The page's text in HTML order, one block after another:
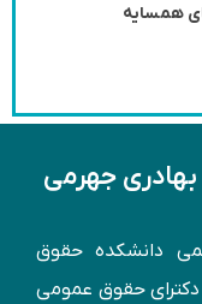
همسایه
بهادری جهرمی
دانشکده حقوق
حقوق عمومی